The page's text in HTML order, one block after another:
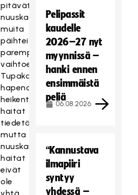
pitävät
nuuskaa
muita
päihteitä
parempana
vaihtoehtona.
Tupakan
hapenottokykyä
heikentävät
haitat
tiedetään,
mutta
nuuskan
haitat
eivät
ole
Pelipassit
kaudelle
2026–27 nyt
myynnissä –
hanki ennen
ensimmäistä
peliä
06.08.2026
“Kannustava
ilmapiiri
syntyy
yhdessä –